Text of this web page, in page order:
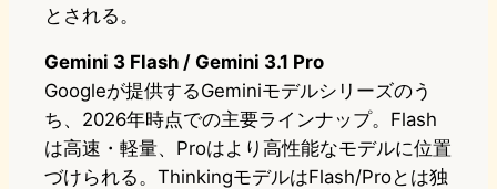
とされる。
Gemini 3 Flash / Gemini 3.1 Pro
Googleが提供するGeminiモデルシリーズのう
ち、2026年時点での主要ラインナップ。Flash
は高速・軽量、Proはより高性能なモデルに位置
づけられる。ThinkingモデルはFlash/Proとは独